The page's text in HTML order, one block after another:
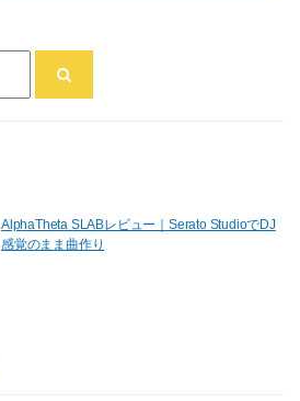
AlphaTheta SLABレビュー｜Serato StudioでDJ
感覚のまま曲作り